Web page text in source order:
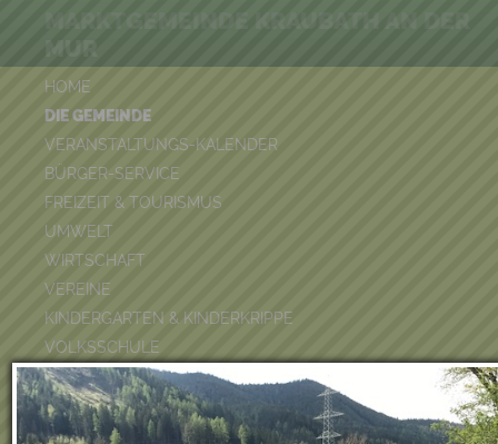
HOME
DIE GEMEINDE
VERANSTALTUNGS-KALENDER
BÜRGER-SERVICE
FREIZEIT & TOURISMUS
UMWELT
WIRTSCHAFT
VEREINE
KINDERGARTEN & KINDERKRIPPE
VOLKSSCHULE
BÜCHEREI
FEUERWEHR
DUATHLON 2026
MUR